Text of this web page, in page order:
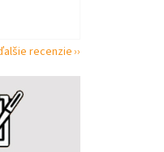
recenzie